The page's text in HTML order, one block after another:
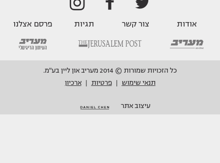
אודות צור קשר תגיות פרסם אצלנו
כל הזכויות שמורות © 2014 מעריב און ליין בע"מ.
תנאי שימוש
פרטיות ארכיון
עיצוב אתר